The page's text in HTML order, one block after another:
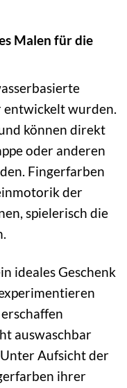
Malen für die
entwickelt wurden.
können direkt
oder anderen
Fingerfarben
der
spielerisch die
ideales Geschenk
auswaschbar
Aufsicht der
ihrer